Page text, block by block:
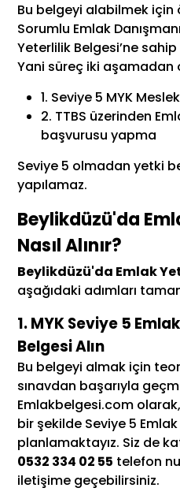
Bu belgeyi alabilmek için
Sorumlu Emlak
Yeterlilik Belgesi’ne
Yani süreç iki aşamadan
1. Seviye 5 MYK
2. TTBS üzerinden
başvurusu yapma
Seviye 5 olmadan yetki
yapılamaz.
Beylikdüzü'da
Nasıl Alınır?
Beylikdüzü'da Emlak
aşağıdaki adımları
1. MYK Seviye 5
Belgesi Alın
Bu belgeyi almak için
sınavdan başarıyla
Emlakbelgesi.com
bir şekilde Seviye 5 Emlak
planlamaktayız. Siz de
0532 334 02 55 telefon
iletişime geçebilirsiniz.